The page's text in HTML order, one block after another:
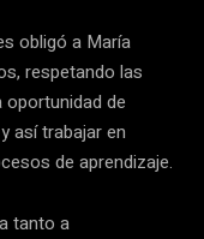
obligó a María
respetando las
oportunidad de
así trabajar en
de aprendizaje.
tanto a